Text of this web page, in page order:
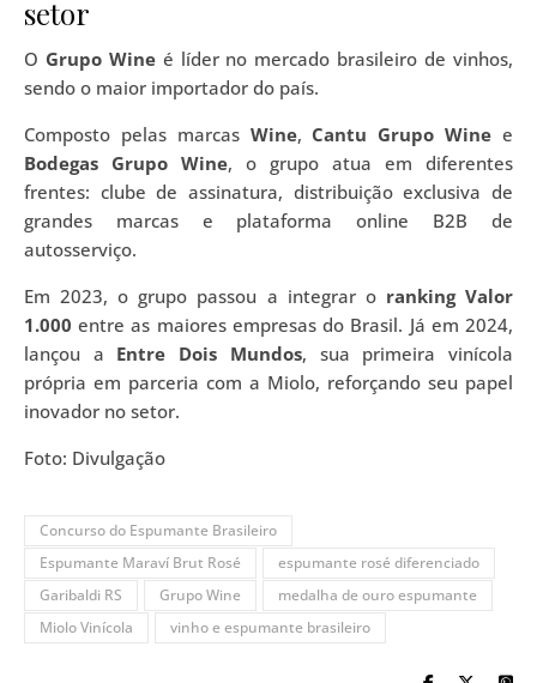
setor
O Grupo Wineé líder no mercado brasileiro de vinhos,
sendo o maior importador do país.
Composto pelas marcas Wine, Cantu Grupo Wine e
Bodegas Grupo Wine, o grupo atua em diferentes
frentes: clube de assinatura, distribuição exclusiva de
grandes marcas e plataforma online B2B de
autosserviço.
Em 2023, o grupo passou a integrar o ranking Valor
1.000 entre as maiores empresas do Brasil. Já em 2024,
lançou a Entre Dois Mundos, sua primeira vinícola
própria em parceria com a Miolo, reforçando seu papel
inovador no setor.
Foto: Divulgação
Concurso do Espumante Brasileiro
Espumante Maraví Brut Rosé
espumante rosé diferenciado
Garibaldi RS
Grupo Wine
medalha de ouro espumante
Miolo Vinícola
vinho e espumante brasileiro